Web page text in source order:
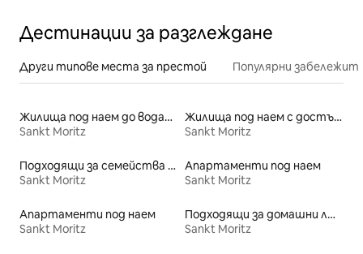
Дестинации за разглеждане
Други типове места за престой Популярни
Жилища под наем до водата
Sankt Moritz
Жилища под наем с достъп до езеро
Sankt Moritz
Подходящи за семейства места под наем
Sankt Moritz
Апартаменти под наем
Sankt Moritz
Апартаменти под наем
Sankt Moritz
Подходящи за домашни любимци места под наем
Sankt Moritz